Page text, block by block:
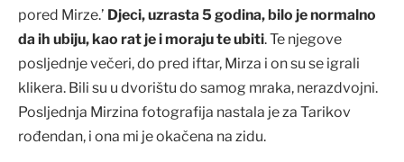
pored Mirze.’ Djeci, uzrasta 5 godina, bilo je normalno
da ih ubiju, kao rat je i moraju te ubiti. Te njegove
posljednje večeri, do pred iftar, Mirza i on su se igrali
klikera. Bili su u dvorištu do samog mraka, nerazdvojni.
Posljednja Mirzina fotografija nastala je za Tarikov
rođendan, i ona mi je okačena na zidu.